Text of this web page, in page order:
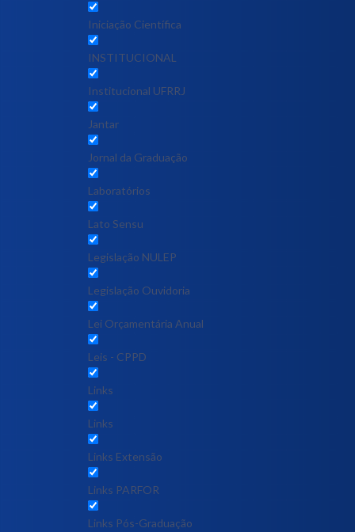
Iniciação Científica
INSTITUCIONAL
Institucional UFRRJ
Jantar
Jornal da Graduação
Laboratórios
Lato Sensu
Legislação NULEP
Legislação Ouvidoria
Lei Orçamentária Anual
Leis - CPPD
Links
Links
Links Extensão
Links PARFOR
Links Pós-Graduação